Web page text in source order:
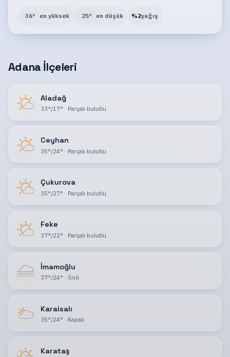
36° en yüksek 25° en düşük %2yağış
Adana İlçeleri
Aladağ
33°/17° · Parçalı bulutlu
Ceyhan
35°/24° · Parçalı bulutlu
Çukurova
35°/27° · Parçalı bulutlu
Feke
37°/22° · Parçalı bulutlu
İmamoğlu
37°/24° · Sisli
Karaisalı
35°/24° · Kapalı
Karataş